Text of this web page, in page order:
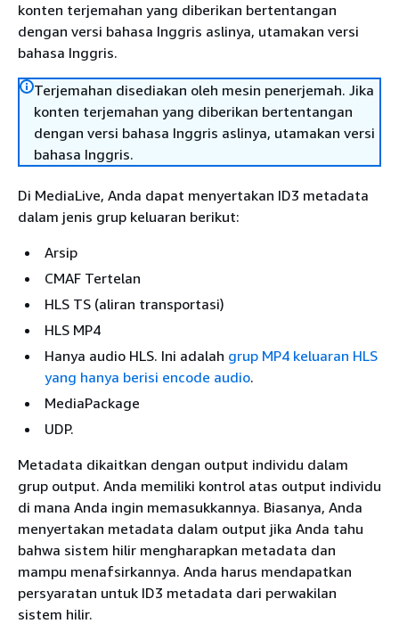
konten terjemahan yang diberikan bertentangan
dengan versi bahasa Inggris aslinya, utamakan versi
bahasa Inggris.
Terjemahan disediakan oleh mesin penerjemah. Jika
konten terjemahan yang diberikan bertentangan
dengan versi bahasa Inggris aslinya, utamakan versi
bahasa Inggris.
Di MediaLive, Anda dapat menyertakan ID3 metadata
dalam jenis grup keluaran berikut:
Arsip
CMAF Tertelan
HLS TS (aliran transportasi)
HLS MP4
Hanya audio HLS. Ini adalah grup MP4 keluaran HLS
yang hanya berisi encode audio.
MediaPackage
UDP.
Metadata dikaitkan dengan output individu dalam
grup output. Anda memiliki kontrol atas output individu
di mana Anda ingin memasukkannya. Biasanya, Anda
menyertakan metadata dalam output jika Anda tahu
bahwa sistem hilir mengharapkan metadata dan
mampu menafsirkannya. Anda harus mendapatkan
persyaratan untuk ID3 metadata dari perwakilan
sistem hilir.